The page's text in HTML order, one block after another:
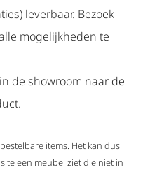
leverbaar. Bezoek
mogelijkheden te
de showroom naar de
items. Het kan dus
een meubel ziet die niet in